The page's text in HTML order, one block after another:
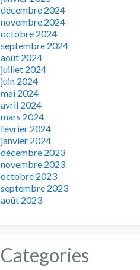
décembre 2024
novembre 2024
octobre 2024
septembre 2024
août 2024
juillet 2024
juin 2024
mai 2024
avril 2024
mars 2024
février 2024
janvier 2024
décembre 2023
novembre 2023
octobre 2023
septembre 2023
août 2023
Categories